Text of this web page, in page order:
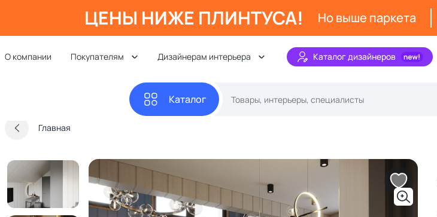
ЦЕНЫ НИЖЕ ПЛИНТУСА! Но выше паркета
О компании Покупателям Дизайнерам интерьера Каталог дизайнеров
Каталог
Главная